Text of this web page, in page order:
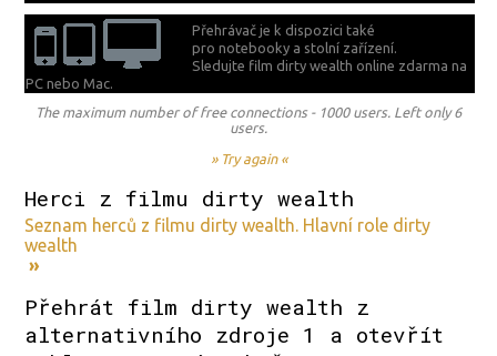
Přehrávač je k dispozici také
pro notebooky a stolní zařízení.
Sledujte film dirty wealth online zdarma na
PC nebo Mac.
The maximum number of free connections - 1000 users. Left only 6
users.
» Try again «
Herci z filmu dirty wealth
Seznam herců z filmu dirty wealth. Hlavní role dirty
wealth
»
Přehrát film dirty wealth z
alternativního zdroje 1 a otevřít